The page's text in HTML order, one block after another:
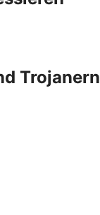
Trojanern